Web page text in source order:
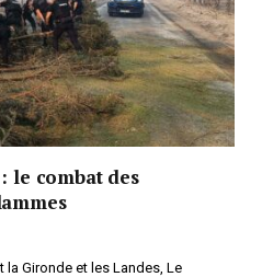
le combat des
Gironde et les Landes, Le